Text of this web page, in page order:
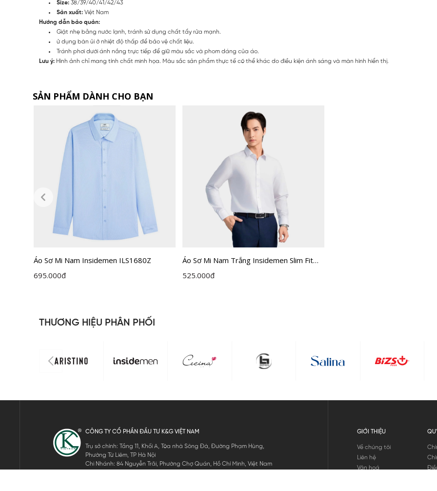
Size: 38/39/40/41/42/43
Sản xuất: Việt Nam
Hướng dẫn bảo quản:
Giặt nhẹ bằng nước lạnh, tránh sử dụng chất tẩy rửa mạnh.
ử dụng bàn ủi ở nhiệt độ thấp để bảo vệ chất liệu.
Tránh phơi dưới ánh nắng trực tiếp để giữ màu sắc và phom dáng của áo.
Lưu ý: Hình ảnh chỉ mang tính chất minh họa. Màu sắc sản phẩm thực tế có thể khác do điều kiện ánh sáng và màn hình hiển thị.
SẢN PHẨM DÀNH CHO BẠN
Áo Sơ Mi Nam Insidemen ILS1680Z
695.000đ
Áo Sơ Mi Nam Trắng Insidemen Slim Fit
ILS158F0H0
525.000đ
THƯƠNG HIỆU PHÂN PHỐI
CÔNG TY CỔ PHẦN ĐẦU TƯ K&G VIỆT NAM
Trụ sở chính: Tầng 11, Khối A, Tòa nhà Sông Đà, Đường Phạm Hùng,
Phường Từ Liêm, TP Hà Nội
Chi Nhánh: 84 Nguyễn Trãi, Phường Chợ Quán, Hồ Chí Minh, Việt Nam
GIỚI THIỆU
Về chúng tôi
Liên hệ
Văn hoá